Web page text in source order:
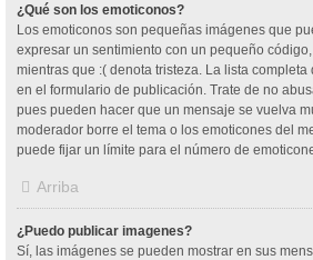
¿Qué son los emoticonos?
Los emoticonos son pequeñas imágenes que
expresar un sentimiento con un pequeño
mientras que :( denota tristeza. La lista
en el formulario de publicación. Trate de no
pues pueden hacer que un mensaje se vuelva
moderador borre el tema o los emoticones del
puede fijar un límite para el número de
Arriba
¿Puedo publicar imagenes?
Sí, las imágenes se pueden mostrar en sus